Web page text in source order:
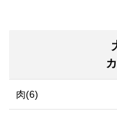
肉(6)